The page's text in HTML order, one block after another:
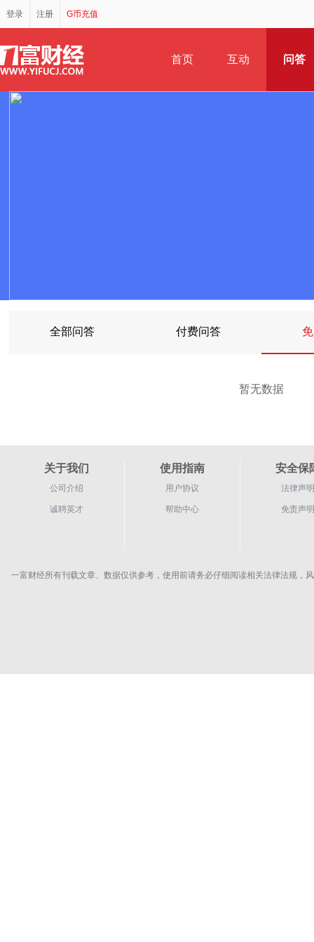
登录 注册 G币充值
首页 互动 问答
全部问答 付费问答
暂无数据
关于我们
公司介绍
诚聘英才
使用指南
用户协议
帮助中心
安全保
法律声明
免责声明
一富财经所有刊载文章、数据仅供参考，使用前请务必仔细阅读相关法律法规